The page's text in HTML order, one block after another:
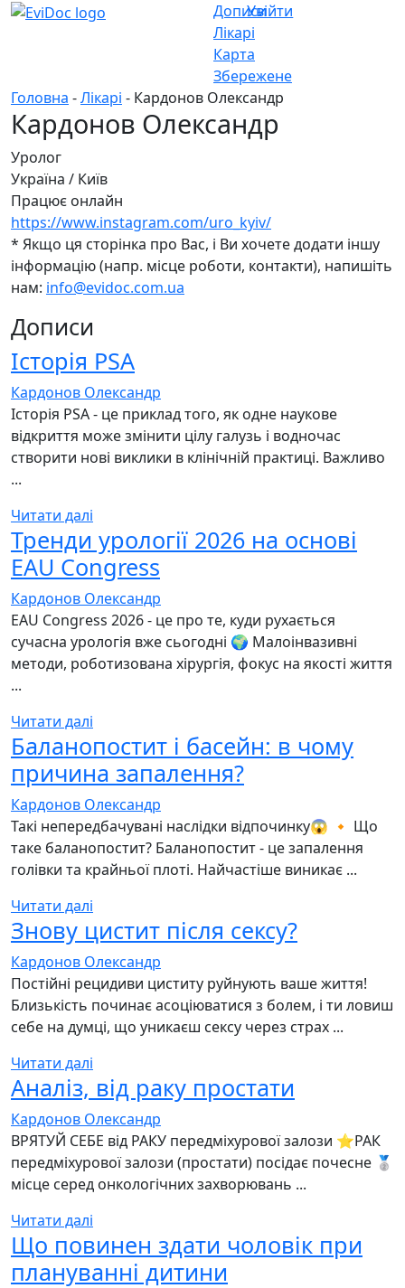
Дописи
Лікарі
Карта
Збережене
Увійти
Головна -Лікарі - Кардонов Олександр
Кардонов Олександр
Уролог
Україна / Київ
Працює онлайн
https://www.instagram.com/uro_kyiv/
* Якщо ця сторінка про Вас, і Ви хочете додати іншу
інформацію (напр. місце роботи, контакти), напишіть
нам: info@evidoc.com.ua
Дописи
Історія PSA
Кардонов Олександр
Історія PSA - це приклад того, як одне наукове
відкриття може змінити цілу галузь і водночас
створити нові виклики в клінічній практиці. Важливо
...
Читати далі
Тренди урології 2026 на основі
EAU Congress
Кардонов Олександр
EAU Congress 2026 - це про те, куди рухається
сучасна урологія вже сьогодні 🌍 Малоінвазивні
методи, роботизована хірургія, фокус на якості життя
...
Читати далі
Баланопостит і басейн: в чому
причина запалення?
Кардонов Олександр
Такі непередбачувані наслідки відпочинку😱 🔸 Що
таке баланопостит? Баланопостит - це запалення
голівки та крайньої плоті. Найчастіше виникає ...
Читати далі
Знову цистит після сексу?
Кардонов Олександр
Постійні рецидиви циститу руйнують ваше життя!
Близькість починає асоціюватися з болем, і ти ловиш
себе на думці, що уникаєш сексу через страх ...
Читати далі
Аналіз, від раку простати
Кардонов Олександр
ВРЯТУЙ СЕБЕ від РАКУ передміхурової залози ⭐️РАК
передміхурової залози (простати) посідає почесне 🥈
місце серед онкологічних захворювань ...
Читати далі
Що повинен здати чоловік при
плануванні дитини